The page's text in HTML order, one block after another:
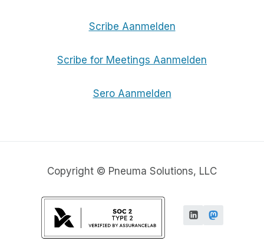
Scribe Aanmelden
Scribe for Meetings Aanmelden
Sero Aanmelden
Copyright © Pneuma Solutions, LLC